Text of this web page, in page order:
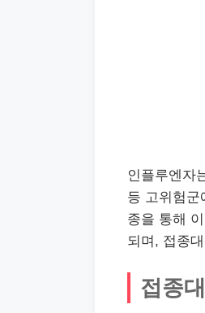
인플루엔자
등 고위험군
종을 통해
되며, 접종
접종